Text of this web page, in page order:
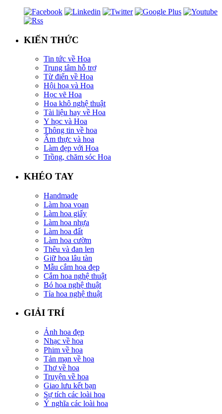
KIẾN THỨC
Tin tức về Hoa
Trung tâm hỗ trợ
Từ điển về Hoa
Hội hoạ và Hoa
Học vẽ Hoa
Hoa khô nghệ thuật
Tài liệu hay về Hoa
Y học và Hoa
Thông tin về hoa
Ẩm thực và hoa
Làm đẹp với Hoa
Trồng, chăm sóc Hoa
KHÉO TAY
Handmade
Làm hoa voan
Làm hoa giấy
Làm hoa nhựa
Làm hoa đất
Làm hoa cườm
Thêu và đan len
Giữ hoa lâu tàn
Mẫu cắm hoa đẹp
Cắm hoa nghệ thuật
Bó hoa nghệ thuật
Tỉa hoa nghệ thuật
GIẢI TRÍ
Ảnh hoa đẹp
Nhạc về hoa
Phim về hoa
Tản mạn về hoa
Thơ về hoa
Truyện về hoa
Giao lưu kết bạn
Sự tích các loài hoa
Ý nghĩa các loài hoa